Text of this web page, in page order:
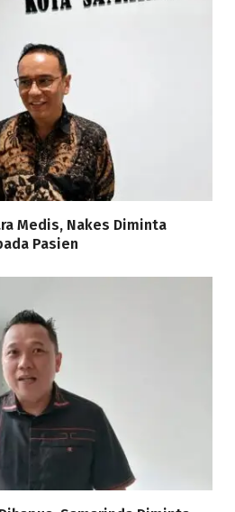
Medis, Nakes Diminta
Pasien